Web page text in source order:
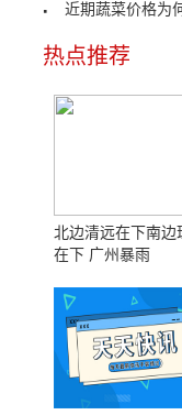
近期蔬菜价格为
热点推荐
北边清远在下南边
在下 广州暴雨